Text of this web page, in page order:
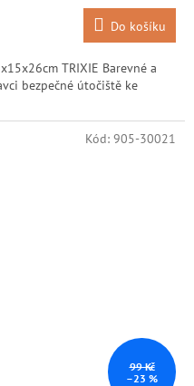
Do košíku
TRIXIE Barevné a
bezpečné útočiště ke
99 Kč
–23 %
Kód: 905-30021